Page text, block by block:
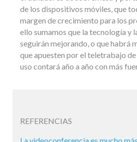
de los dispositivos móviles, que
margen de crecimiento para los
ello sumamos que la tecnología y
seguirán mejorando, o que habrá
que apuesten por el teletrabajo de
uso contará año a año con más
REFERENCIAS